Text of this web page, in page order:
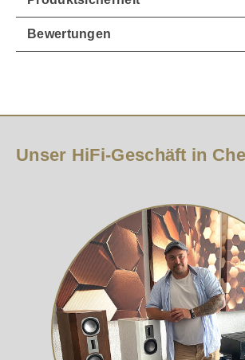
Bewertungen
Unser HiFi-Geschäft in